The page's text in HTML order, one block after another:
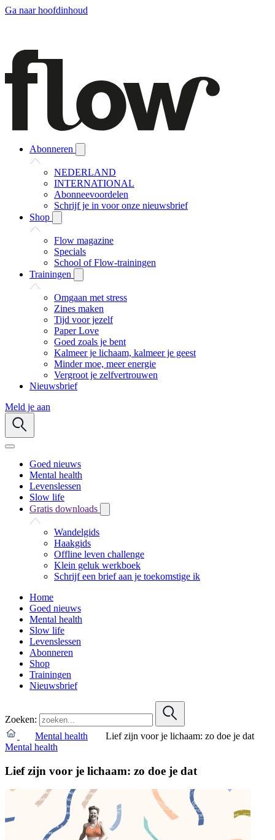
Ga naar hoofdinhoud
Abonneren
NEDERLAND
INTERNATIONAL
Abonneevoordelen
Schrijf je in voor onze nieuwsbrief
Shop
Flow magazine
Specials
School of Flow-trainingen
Trainingen
Omgaan met stress
Zines maken
Tijd voor jezelf
Paper Love
Goed zoals je bent
Kalmeer je lichaam, kalmeer je geest
Minder moe, meer energie
Vergroot je zelfvertrouwen
Nieuwsbrief
Meld je aan
Goed nieuws
Mental health
Levenslessen
Slow life
Gratis downloads
Wandelgids
Haakgids
Offline leven challenge
Klein geluk werkboek
Schrijf een brief aan je toekomstige ik
Home
Goed nieuws
Mental health
Slow life
Levenslessen
Abonneren
Shop
Trainingen
Nieuwsbrief
Zoeken:
Mental health
Lief zijn voor je lichaam: zo doe je dat
Mental health
Lief zijn voor je lichaam: zo doe je dat